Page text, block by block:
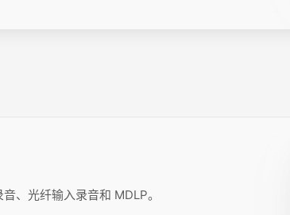
、光纤输入录音和 MDLP。